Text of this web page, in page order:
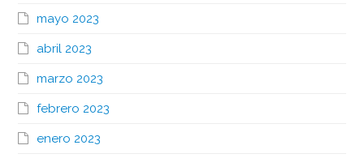
mayo 2023
abril 2023
marzo 2023
febrero 2023
enero 2023